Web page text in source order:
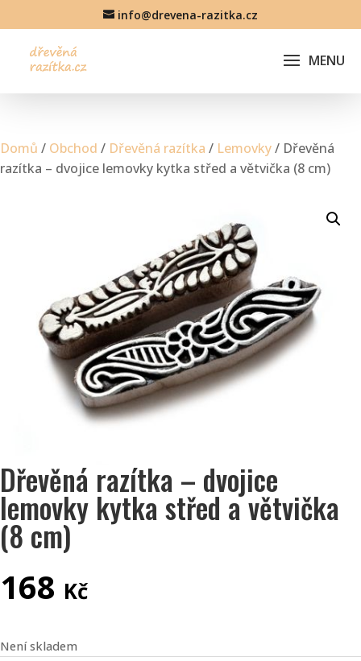
info@drevena-razitka.cz
Domů / Obchod / Dřevěná razítka / Lemovky/ Dřevěná
razítka – dvojice lemovky kytka střed a větvička (8 cm)
Dřevěná razítka – dvojice
lemovky kytka střed a větvička
(8 cm)
168 Kč
Není skladem